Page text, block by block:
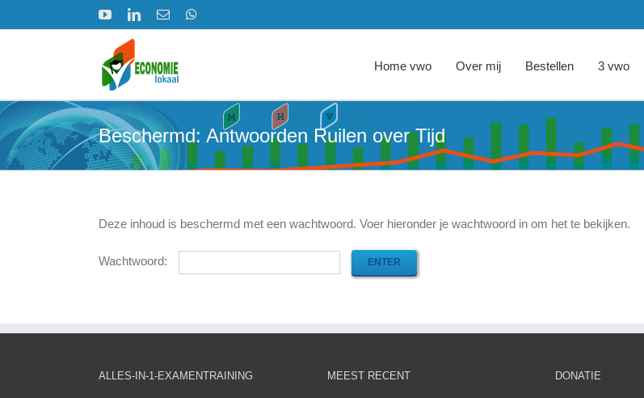
YouTubeLinkedIn
E-
mail
Home vwo Over mij Bestellen 3 vwo
Beschermd: Antwoorden Ruilen over Tijd
Deze inhoud is beschermd met een wachtwoord. Voer hieronder je wachtwoord in om het te bekijken.
Wachtwoord:
ALLES-IN-1-EXAMENTRAINING MEEST RECENT DONATIE